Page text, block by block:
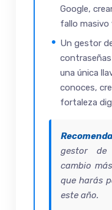
Google,
fallo masivo
Un gestor
una única
conoces,
fortaleza
gestor de
cambio
que harás
este año.